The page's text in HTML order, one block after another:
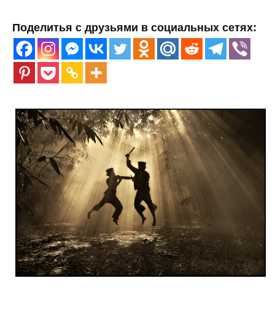
Поделитья с друзьями в социальных сетях: